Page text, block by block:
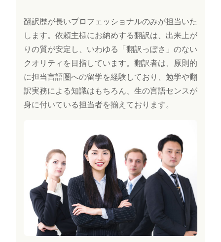
翻訳歴が長いプロフェッショナルのみが担当いた
します。依頼主様にお納めする翻訳は、出来上が
りの質が安定し、いわゆる「翻訳っぽさ」のない
クオリティを目指しています。翻訳者は、原則的
に担当言語圏への留学を経験しており、勉学や翻
訳実務による知識はもちろん、生の言語センスが
身に付いている担当者を揃えております。